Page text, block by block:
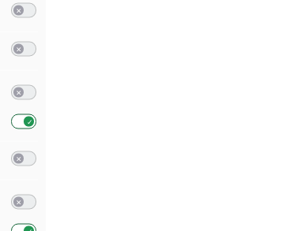
zu Erstellung von Profilen für personalisierte Werbung
zu Verwendung von Profilen zur Auswahl personalisierter Werbung
zu Messung der Werbeleistung
zu Messung der Performance von Inhalten
zu Analyse von Zielgruppen durch Statistiken oder Kombinationen von